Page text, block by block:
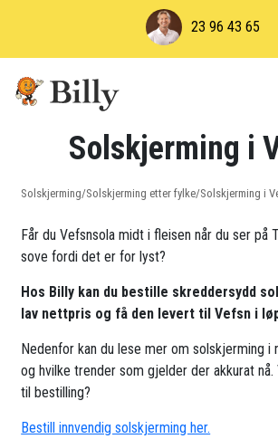
23 96 43 65
Solskjerming i
Solskjerming/Solskjerming etter fylke/Solskjerming i
Får du Vefsnsola midt i fleisen når du ser på
sove fordi det er for lyst?
Hos Billy kan du bestille skreddersydd
lav nettpris og få den levert til Vefsn i
Nedenfor kan du lese mer om solskjerming i
og hvilke trender som gjelder der akkurat
til bestilling?
Bestill innvendig solskjerming her.